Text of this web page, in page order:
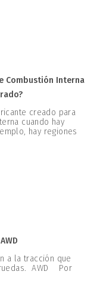
Combustión Interna
creado para
cuando hay
hay regiones
a la tracción que
AWD Por